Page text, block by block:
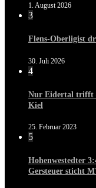
1. August 2026
3
Flens-Oberligist
30. Juli 2026
4
Nur Eidertal trifft
Kiel
25. Februar 2023
5
Hohenwestedter
Gersteuer sticht